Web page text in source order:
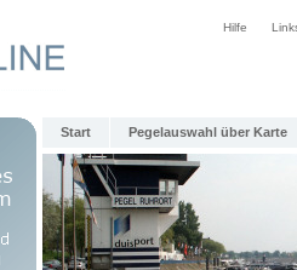
Hilfe
Start Pegelauswahl über Karte